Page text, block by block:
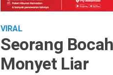
VIRAL
Seorang
Monyet Liar